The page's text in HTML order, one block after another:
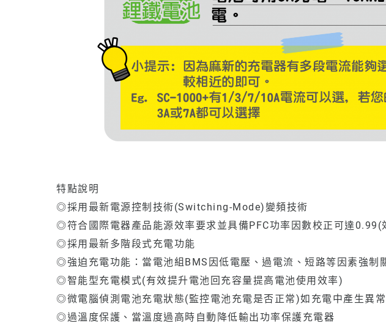
特點說明
◎採用最新電源控制技術(Switching-Mode)變頻技術
◎符合國際電器產品能源效率要求並具備PFC功率因數校正可達0.99(
◎採用最新多階段式充電功能
◎強迫充電功能：當電池組BMS因低電壓、過電流、短路等因素強制
◎智能型充電模式(有效提升電池回充容量提高電池使用效率)
◎微電腦偵測電池充電狀態(監控電池充電是否正常)如充電中產生異
◎過溫度保護、當溫度過高時自動降低輸出功率保護充電器